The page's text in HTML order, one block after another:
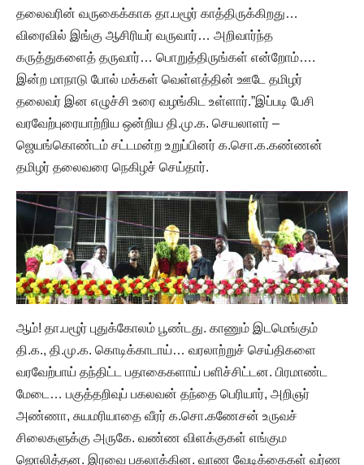
தலைவரின் வருகைக்காக தா.பழூர் காத்திருக்கிறது…
விரைவில் இங்கு ஆசிரியர் வருவார்… அறிவார்ந்த
கருத்துகளைத் தருவார்… பொறுத்திருங்கள் என்றோம்….
இன்ற மாநாடு போல் மக்கள் வெள்ளத்தின் ஊடே தமிழர்
தலைவர் இன எழுச்சி உரை வழங்கிட உள்ளார்.”இப்படி பேசி
வரவேற்புரையாற்றிய ஒன்றிய தி.மு.க. செயலாளர் –
ஜெயங்கொண்டம் சட்டமன்ற உறுப்பினர் க.சொ.க.கண்ணன்
தமிழர் தலைவரை நெகிழச் செய்தார்.
ஆம்! தா.பழூர் புதுக்கோலம் பூண்டது. காணும் இடமெங்கும்
தி.க., தி.மு.க. கொடிக்காடாய்… வரலாற்றுச் செய்திகளை
வரவேற்பாய் தந்திட்ட பதாகைகளாய் பளிச்சிட்டன. பிரமாண்ட
மேடை… பகுத்தறிவுப் பகலவன் தந்தை பெரியார், அறிஞர்
அண்ணா, சுயமரியாதை வீரர் க.சொ.கணேசன் உருவச்
சிலைகளுக்கு அருகே. வண்ண விளக்குகள் எங்கும
ஜொலித்தன. இரவை பகலாக்கின. வாண வேடிக்கைகள் வர்ண